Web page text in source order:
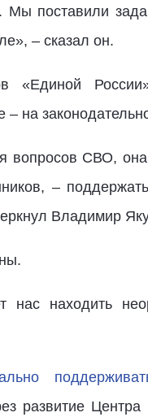
Мы поставили
– сказал он.
«Единой
на
вопросов СВО, она
–
Владимир
нас находить
развитие Центра